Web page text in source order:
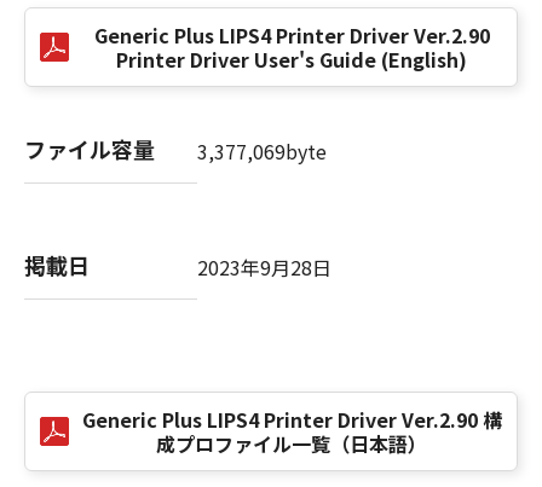
(3) お客様が本契約書のいずれかの条項に違反
した場合、本契約書は直ちに終了します。
(4) お客様は、上記(3)によって本契約書が終了
びその複製物のすべてを廃棄または消去するも
のとします。
定は、本契約書の終了後も効力を有します。
関また団体を意味します。もしお客様が米国政
府エンドユーザーである場合、以下の規定が適
用されます：The SOFTWARE is a "commercial
Generic Plus LIPS4 Printer Driver Ver.2.90
Printer Driver User's Guide (English)
ファイル容量 3,377,069byte
掲載日 2023年9月28日
Generic Plus LIPS4 Printer Driver Ver.2.90 構
成プロファイル一覧（日本語）